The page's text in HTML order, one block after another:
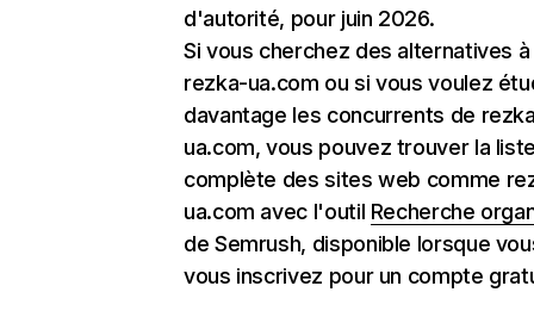
d'autorité, pour juin 2026.
Si vous cherchez des alternatives à
rezka-ua.com ou si vous voulez
davantage les concurrents de
ua.com, vous pouvez trouver la
complète des sites web comme
ua.com avec l'outil Recherche
de Semrush, disponible lorsque
vous inscrivez pour un compte